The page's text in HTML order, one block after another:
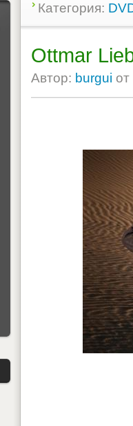
Категория:
Ottmar
Автор: burgui от